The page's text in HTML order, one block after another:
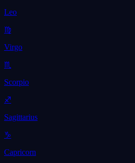
Leo
♍
Virgo
♏
Scorpio
♐
Sagittarius
♑
Capricorn